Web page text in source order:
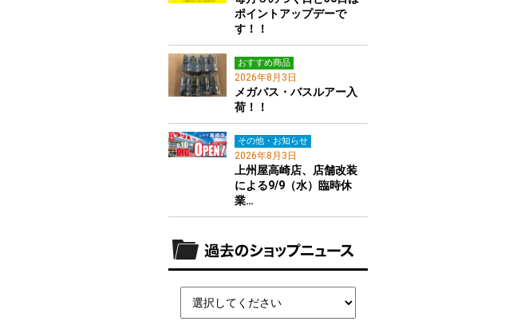
ポイントアップデーで
す！！
おすすめ商品
2026年8月3日
メガバス・バスルアー入
荷！！
その他・お知らせ
2026年8月3日
上州屋高崎店、店舗改装
による9/9（水）臨時休
業…